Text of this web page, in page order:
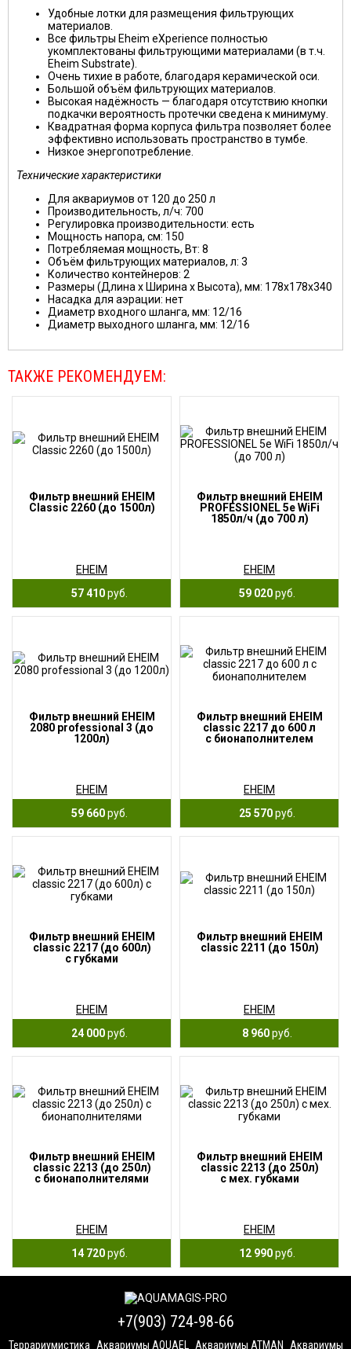
Удобные лотки для размещения фильтрующих
материалов.
Все фильтры Eheim eXperience полностью
укомплектованы фильтрующими материалами (в т.ч.
Eheim Substrate).
Очень тихие в работе, благодаря керамической оси.
Большой объём фильтрующих материалов.
Высокая надёжность — благодаря отсутствию кнопки
подкачки вероятность протечки сведена к минимуму.
Квадратная форма корпуса фильтра позволяет более
эффективно использовать пространство в тумбе.
Низкое энергопотребление.
Технические характеристики
Для аквариумов от 120 до 250 л
Производительность, л/ч: 700
Регулировка производительности: есть
Мощность напора, см: 150
Потребляемая мощность, Вт: 8
Объём фильтрующих материалов, л: 3
Количество контейнеров: 2
Размеры (Длина х Ширина х Высота), мм: 178х178х340
Насадка для аэрации: нет
Диаметр входного шланга, мм: 12/16
Диаметр выходного шланга, мм: 12/16
ТАКЖЕ РЕКОМЕНДУЕМ:
Фильтр внешний EHEIM
Classic 2260 (до 1500л)
EHEIM
57 410руб.
Фильтр внешний EHEIM
PROFESSIONEL 5e WiFi
1850л/ч (до 700 л)
EHEIM
59 020руб.
Фильтр внешний EHEIM
2080 professional 3 (до
1200л)
EHEIM
59 660руб.
Фильтр внешний EHEIM
classic 2217 до 600 л
с бионаполнителем
EHEIM
25 570руб.
Фильтр внешний EHEIM
classic 2217 (до 600л)
с губками
EHEIM
24 000руб.
Фильтр внешний EHEIM
classic 2211 (до 150л)
EHEIM
8 960руб.
Фильтр внешний EHEIM
classic 2213 (до 250л)
с бионаполнителями
EHEIM
14 720руб.
Фильтр внешний EHEIM
classic 2213 (до 250л)
с мех. губками
EHEIM
12 990руб.
+7(903) 724-98-66
Террариумистика Аквариумы AQUAEL Аквариумы ATMAN Аквариумы